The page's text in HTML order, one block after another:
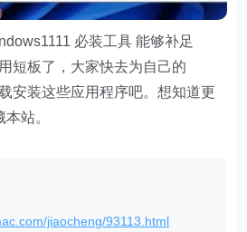
必装工具 能够补足
短板了，大家快去为自己的
安装这些应用程序吧。想知道更
站。
jiaocheng/93113.html